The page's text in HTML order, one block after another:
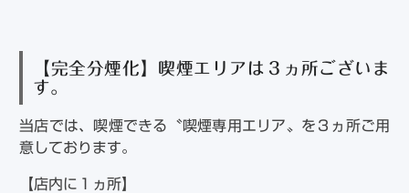
【完全分煙化】喫煙エリアは３ヵ所ございま
す。
当店では、喫煙できる〝喫煙専用エリア〟を３ヵ所ご用
意しております。
【店内に１ヵ所】